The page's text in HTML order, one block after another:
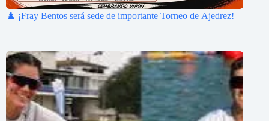
♟️ ¡Fray Bentos será sede de importante Torneo de Ajedrez!